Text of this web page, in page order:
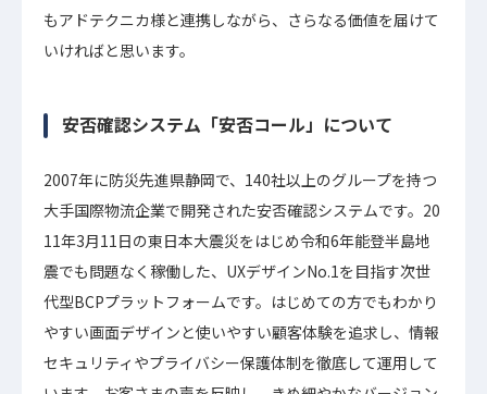
もアドテクニカ様と連携しながら、さらなる価値を届けて
いければと思います。
安否確認システム「安否コール」について
2007年に防災先進県静岡で、140社以上のグループを持つ
大手国際物流企業で開発された安否確認システムです。20
11年3月11日の東日本大震災をはじめ令和6年能登半島地
震でも問題なく稼働した、UXデザインNo.1を目指す次世
代型BCPプラットフォームです。はじめての⽅でもわかり
やすい画⾯デザインと使いやすい顧客体験を追求し、情報
セキュリティやプライバシー保護体制を徹底して運用して